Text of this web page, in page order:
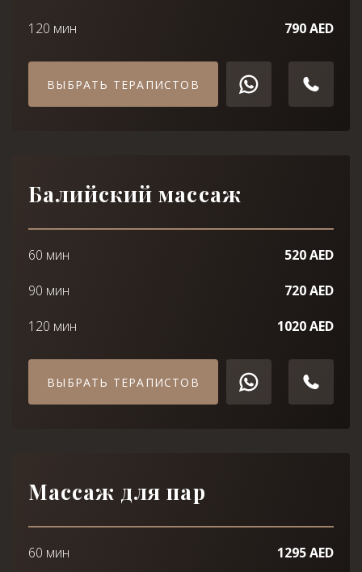
120 мин
790 AED
ВЫБРАТЬ ТЕРАПИСТОВ
Балийский массаж
60 мин
520 AED
90 мин
720 AED
120 мин
1020 AED
ВЫБРАТЬ ТЕРАПИСТОВ
Массаж для пар
60 мин
1295 AED